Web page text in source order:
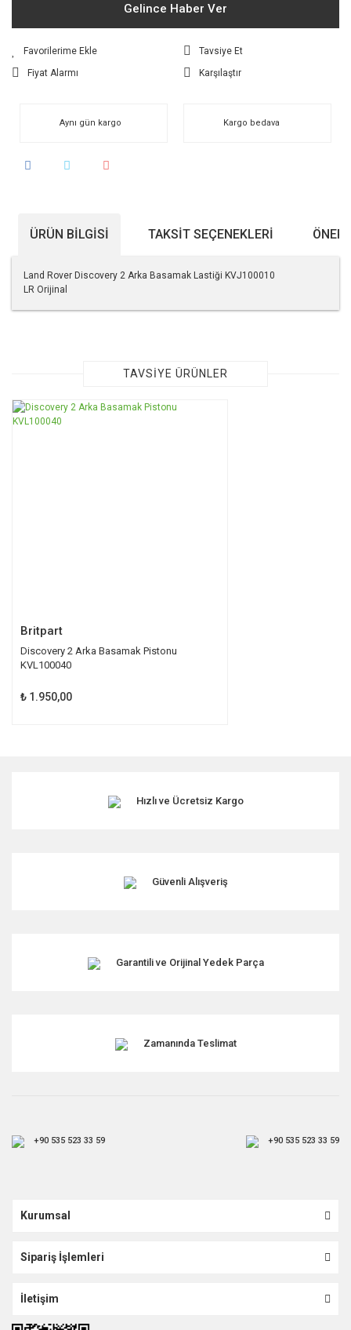
Gelince Haber Ver
Tavsiye Et
Fiyat Alarmı
Karşılaştır
Aynı gün kargo Kargo bedava
ÜRÜN BILGISI TAKSIT SEÇENEKLERI
Land Rover Discovery 2 Arka Basamak Lastiği KVJ100010
LR Orijinal
Görüş ve önerileriniz için teşekkür ederiz.
Ürün resmi kalitesiz, bozuk veya görüntülenemiyor.
TAVSİYE ÜRÜNLER
TÜKENDİ
Britpart
Discovery 2 Arka Basamak Pistonu
KVL100040
₺ 1.950,00
Hızlı ve Ücretsiz Kargo
Güvenli Alışveriş
Garantili ve Orijinal Yedek Parça
Zamanında Teslimat
+90 535 523 33 59 +90 535 523 33 59
Kurumsal
Sipariş İşlemleri
İletişim